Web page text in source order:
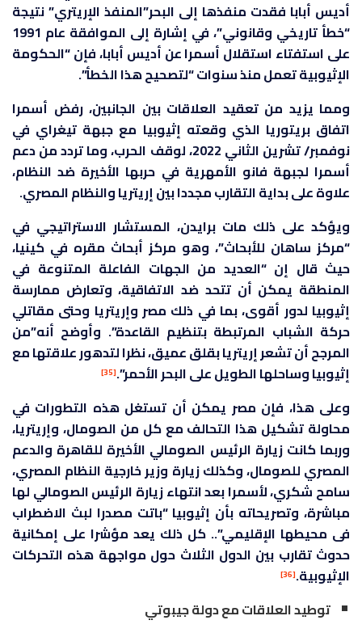
أديس أبابا فقدت منفذها إلى البحر”المنفذ الإريتري” نتيجة
“خطأ تاريخي وقانوني”، في إشارة إلى الموافقة عام 1991
على استفتاء استقلال أسمرا عن أديس أبابا، فإن “الحكومة
الإثيوبية تعمل منذ سنوات “لتصحيح هذا الخطأ”.
ومما يزيد من تعقيد العلاقات بين الجانبين، رفض أسمرا
اتفاق بريتوريا الذي وقعته إثيوبيا مع جبهة تيغراي في
نوفمبر/ تشرين الثاني 2022، لوقف الحرب، وما تردد من دعم
أسمرا لجبهة فانو الأمهرية في حربها الأخيرة ضد النظام،
علاوة على بداية التقارب مجددا بين إريتريا والنظام المصري.
ويؤكد على ذلك مات برايدن، المستشار الاستراتيجي في
“مركز ساهان للأبحاث”، وهو مركز أبحاث مقره في كينيا،
حيث قال إن “العديد من الجهات الفاعلة المتنوعة في
المنطقة يمكن أن تتحد ضد الاتفاقية، وتعارض ممارسة
إثيوبيا لدور أقوى، بما في ذلك مصر وإريتريا وحتى مقاتلي
حركة الشباب المرتبطة بتنظيم القاعدة”. وأوضح أنه”من
المرجح أن تشعر إريتريا بقلق عميق، نظرا لتدهور علاقتها مع
إثيوبيا وساحلها الطويل على البحر الأحمر”.[35]
وعلى هذا، فإن مصر يمكن أن تستغل هذه التطورات في
محاولة تشكيل هذا التحالف مع كل من الصومال، وإريتريا،
وربما كانت زيارة الرئيس الصومالي الأخيرة للقاهرة والدعم
المصري للصومال، وكذلك زيارة وزير خارجية النظام المصري،
سامح شكري، لأسمرا بعد انتهاء زيارة الرئيس الصومالي لها
مباشرة، وتصريحاته بأن إثيوبيا “باتت مصدرا لبث الاضطراب
فى محيطها الإقليمي”.. كل ذلك يعد مؤشرا على إمكانية
حدوث تقارب بين الدول الثلاث حول مواجهة هذه التحركات
الإثيوبية.[36]
توطيد العلاقات مع دولة جيبوتي